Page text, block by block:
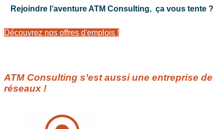
Rejoindre l’aventure ATM Consulting, ça vous tente ?
Découvrez nos offres d'emplois !
ATM Consulting s’est aussi une entreprise de
réseaux !